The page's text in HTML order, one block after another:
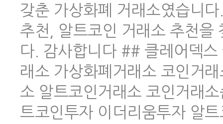
갖춘 가상화폐 거래소였습니
추천, 알트코인 거래소 추천을
다. 감사합니다 ## 클레어덱
래소 가상화폐거래소 코인거
소 알트코인거래소 코인거래
트코인투자 이더리움투자 알